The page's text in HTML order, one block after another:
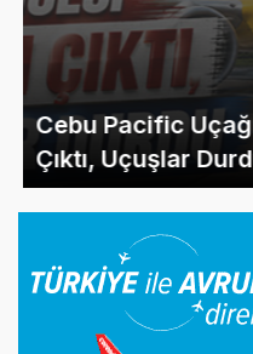
Cebu Pacific
Çıktı, Uçuşlar